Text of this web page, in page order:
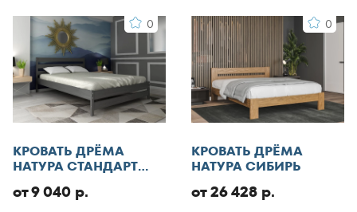
140x190
140x195
140x200
140x210
145x200
150x185
150x186
0
КРОВАТЬ ДРЁМА
НАТУРА СТАНДАРТ
от 9 040 р.
0
КРОВАТЬ ДРЁМА
НАТУРА СИБИРЬ
от 26 428 р.